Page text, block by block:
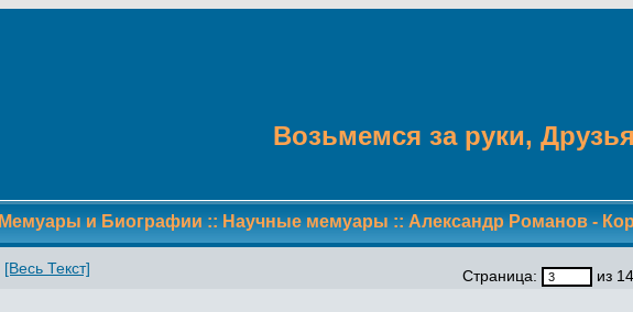
Возьмемся за руки,
Мемуары и Биографии :: Научные мемуары :: Александр Романов -
[Весь Текст] Страница: из